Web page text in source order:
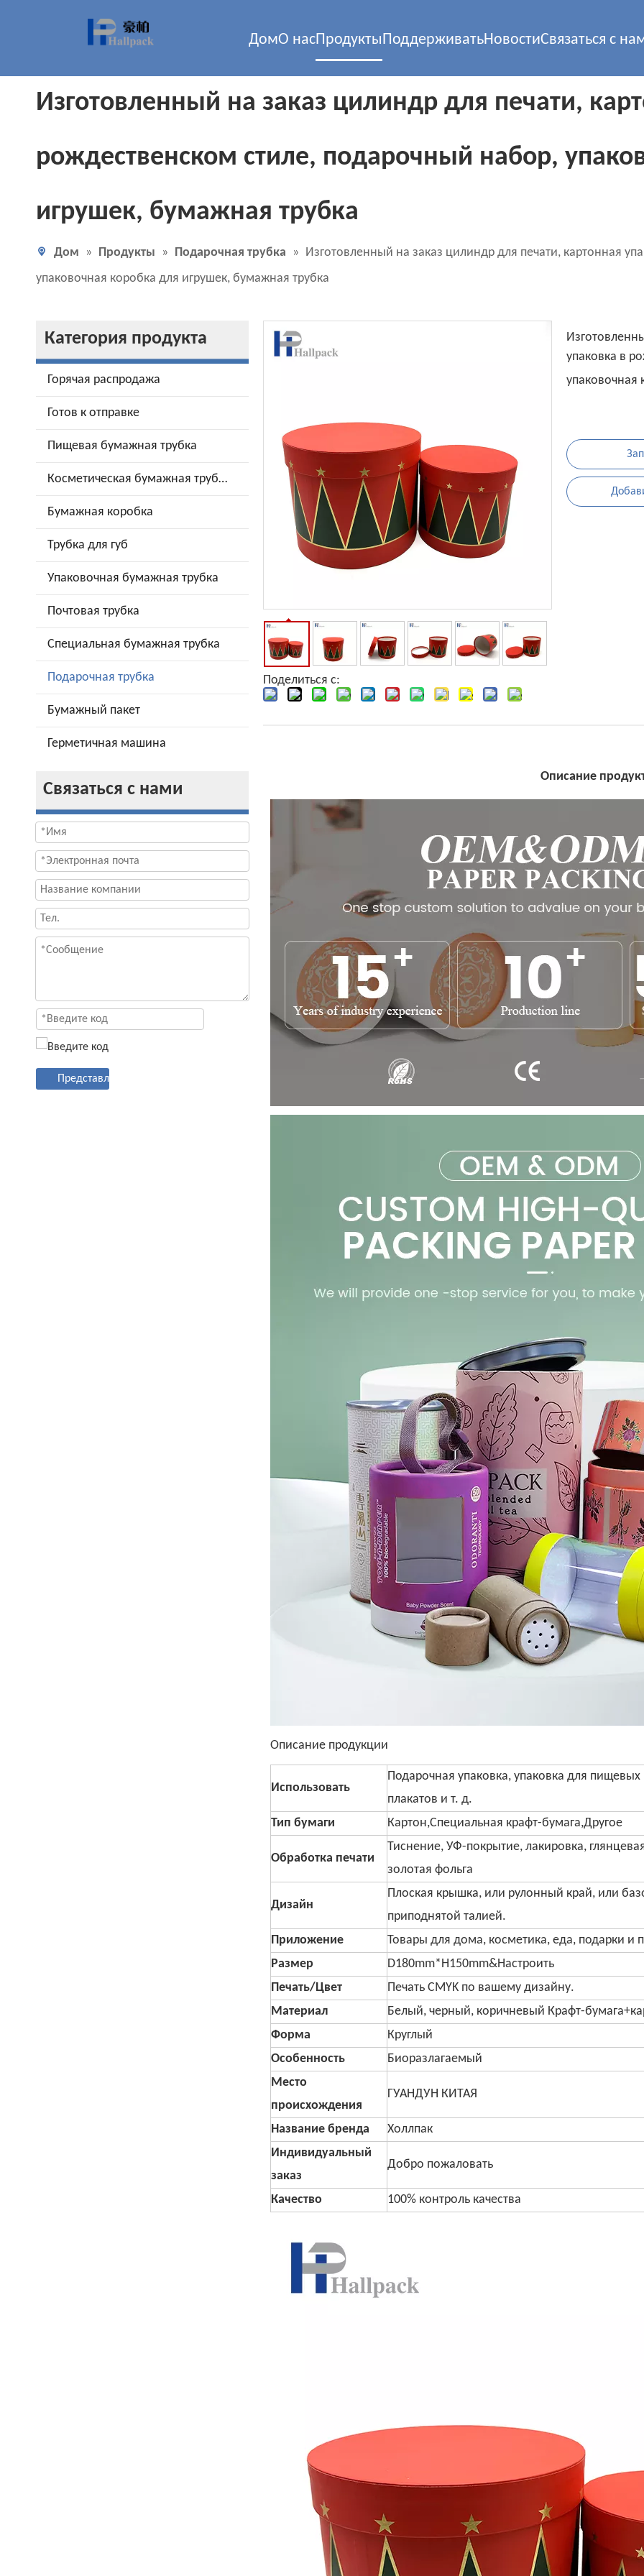
ДомО насПродуктыПоддерживатьНовостиСвязаться с
Изготовленный на заказ цилиндр для печати,
рождественском стиле, подарочный набор,
игрушек, бумажная трубка
Дом » Продукты » Подарочная трубка » Изготовленный на заказ цилиндр для печати, картонная
упаковочная коробка для игрушек, бумажная трубка
Категория продукта
Горячая распродажа
Готов к отправке
Пищевая бумажная трубка
Косметическая бумажная трубка
Бумажная коробка
Трубка для губ
Упаковочная бумажная трубка
Почтовая трубка
Специальная бумажная трубка
Подарочная трубка
Бумажный пакет
Герметичная машина
Связаться с нами
Представлять на рассмотрение
Поделиться с:
упаковка в
упаковочная
Описание
Описание продукции
Использовать
Подарочная упаковка, упаковка для
плакатов и т. д.
Тип бумаги
Картон,Специальная крафт-бумага,Другое
Обработка печати
Тиснение, УФ-покрытие, лакировка,
золотая фольга
Дизайн
Плоская крышка, или рулонный край, или
приподнятой талией.
Приложение
Товары для дома, косметика, еда, подарки и
Размер
D180mm*H150mm&Настроить
Печать/Цвет
Печать CMYK по вашему дизайну.
Материал
Белый, черный, коричневый Крафт-
Форма
Круглый
Особенность
Биоразлагаемый
Место
происхождения
ГУАНДУН КИТАЯ
Название бренда
Холлпак
Индивидуальный
заказ
Добро пожаловать
Качество 100% контроль качества